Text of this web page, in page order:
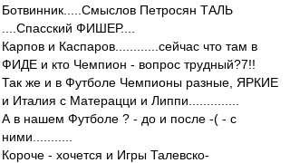
Ботвинник.....Смыслов Петросян ТАЛЬ
....Спасский ФИШЕР....
Карпов и Каспаров............сейчас что там в
ФИДЕ и кто Чемпион - вопрос трудный?7!!
Так же и в Футболе Чемпионы разные, ЯРКИЕ
и Италия с Матерацци и Липпи..............
А в нашем Футболе ? - до и после -( - с
ними...........
Короче - хочется и Игры Талевско-